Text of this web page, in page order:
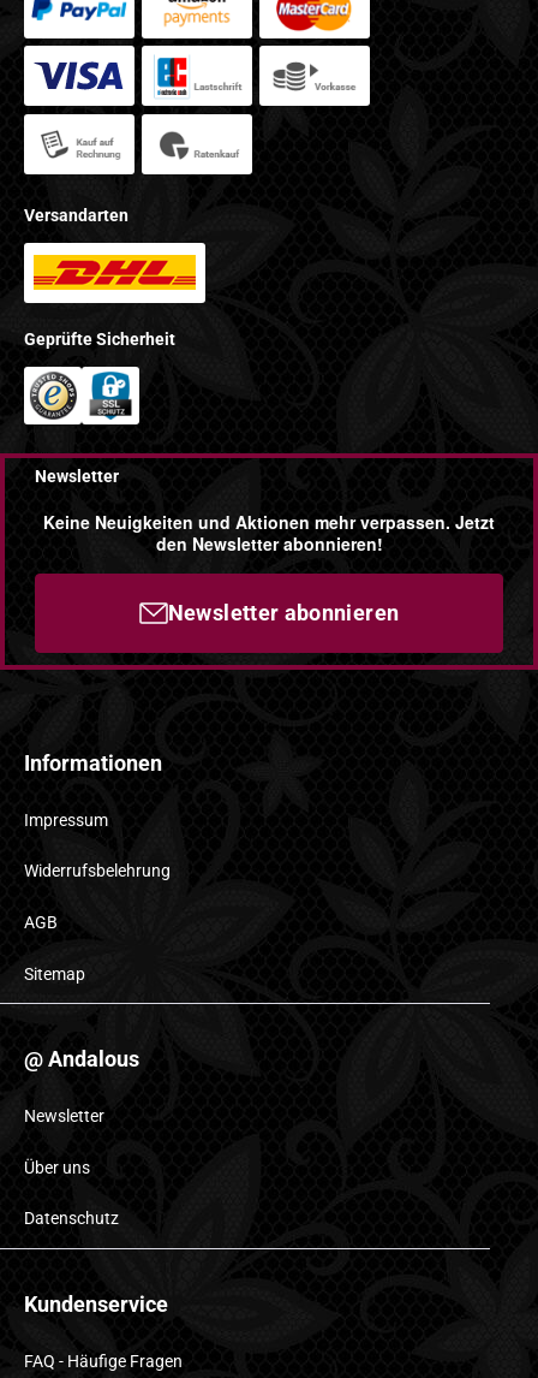
Versandarten
Geprüfte Sicherheit
Newsletter
Keine Neuigkeiten und Aktionen mehr verpassen. Jetzt
den Newsletter abonnieren!
Newsletter abonnieren
Informationen
Impressum
Widerrufsbelehrung
AGB
Sitemap
@ Andalous
Newsletter
Über uns
Datenschutz
Kundenservice
FAQ - Häufige Fragen